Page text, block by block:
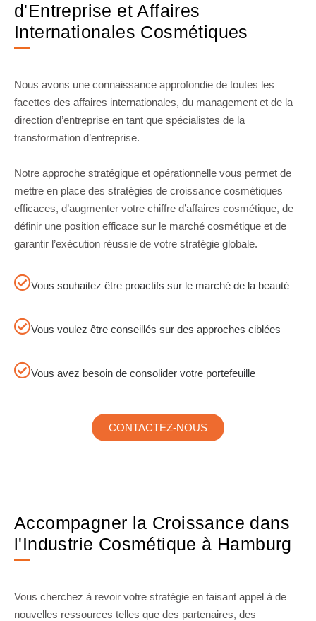
d'Entreprise et Affaires
Internationales Cosmétiques
Nous avons une connaissance approfondie de toutes les
facettes des affaires internationales, du management et de la
direction d’entreprise en tant que spécialistes de la
transformation d’entreprise.
Notre approche stratégique et opérationnelle vous permet de
mettre en place des stratégies de croissance cosmétiques
efficaces, d’augmenter votre chiffre d’affaires cosmétique, de
définir une position efficace sur le marché cosmétique et de
garantir l’exécution réussie de votre stratégie globale.
Vous souhaitez être proactifs sur le marché de la beauté
Vous voulez être conseillés sur des approches ciblées
Vous avez besoin de consolider votre portefeuille
CONTACTEZ-NOUS
Accompagner la Croissance dans
l'Industrie Cosmétique à Hamburg
Vous cherchez à revoir votre stratégie en faisant appel à de
nouvelles ressources telles que des partenaires, des